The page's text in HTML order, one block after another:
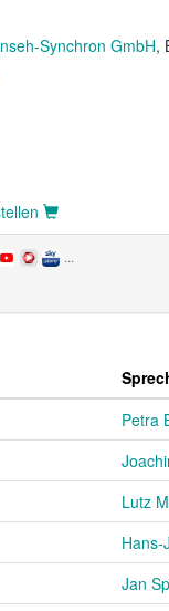
Synchron GmbH,
...
Petra
Lutz
Hans-
Jan